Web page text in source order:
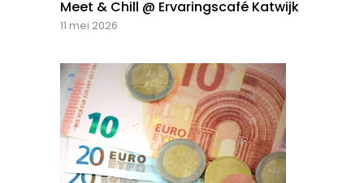
Meet & Chill @ Ervaringscafé Katwijk
11 mei 2026